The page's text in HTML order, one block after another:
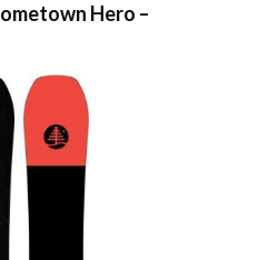
Hero –